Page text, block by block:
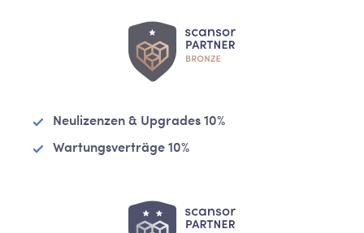
Neulizenzen & Upgrades 10%
Wartungsverträge 10%